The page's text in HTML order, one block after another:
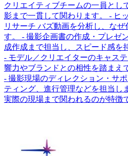
クリエイティブチームの一員とし
影まで一貫して関わります。 - ヒ
リサーチ バズ動画を分析し、なぜ
す。 - 撮影企画書の作成・プレゼ
成作成まで担当し、スピード感を
- モデル／クリエイターのキャス
響力やブランドとの相性を踏まえ
- 撮影現場のディレクション・サ
ティング、進行管理などを担当し
実際の現場まで関われるのが特徴